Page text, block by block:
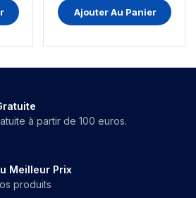
Ajouter Au Panier
à partir de 100 euros.
Meilleur Prix
produits